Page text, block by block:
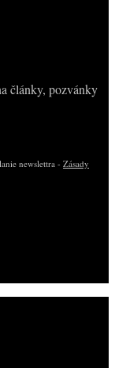
články, pozvánky
newslettra - Zásady